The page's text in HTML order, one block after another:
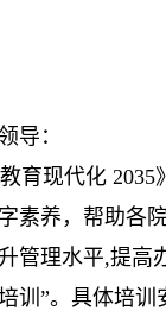
导：
育现代化 2035
素养，帮助各
管理水平,提高
训”。具体培训